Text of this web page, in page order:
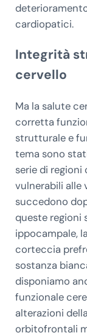
cardiopatici.
Integrità
cervello
Ma la salute
corretta
strutturale e
tema sono
serie di
vulnerabili alle
succedono
queste regioni
ippocampale,
corteccia
sostanza
disponiamo
funzionale
alterazioni
orbitofrontali